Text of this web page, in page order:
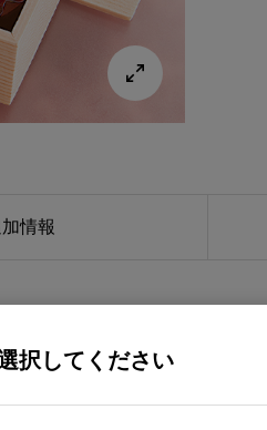

情報
お尋ねください。
択してください